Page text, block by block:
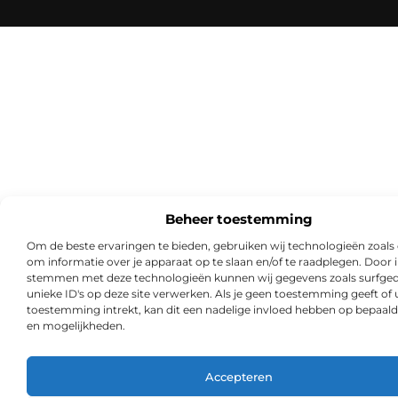
Beheer toestemming
Om de beste ervaringen te bieden, gebruiken wij technologieën zoals
om informatie over je apparaat op te slaan en/of te raadplegen. Door
stemmen met deze technologieën kunnen wij gegevens zoals
unieke ID's op deze site verwerken. Als je geen toestemming geeft of
toestemming intrekt, kan dit een nadelige invloed hebben op
en mogelijkheden.
Accepteren